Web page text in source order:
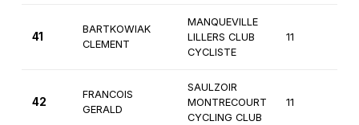
41
BARTKOWIAK
CLEMENT
MANQUEVILLE
LILLERS CLUB
CYCLISTE
11
42
FRANCOIS
GERALD
SAULZOIR
MONTRECOURT
CYCLING CLUB
11